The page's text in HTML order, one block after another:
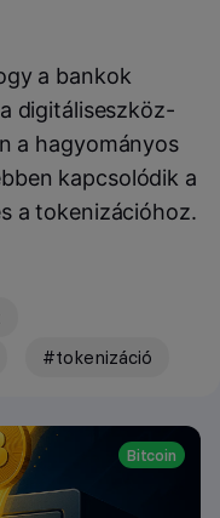
a bankok
digitáliseszköz-
a hagyományos
kapcsolódik a
a tokenizációhoz.
#tokenizáció
Bitcoin